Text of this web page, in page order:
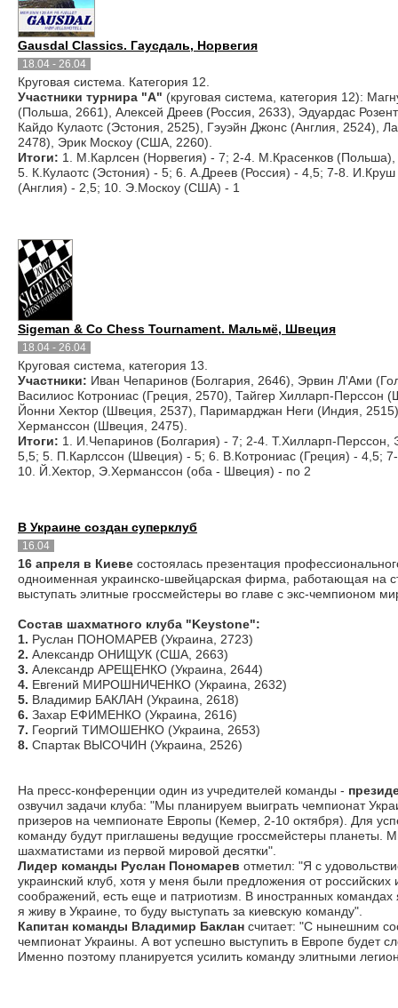
Gausdal Classics. Гаусдаль, Норвегия
18.04 - 26.04
Круговая система. Категория 12.
Участники турнира "А" (круговая система, категория 12):
(Польша, 2661), Алексей Дреев (Россия, 2633), Эдуардас
Кайдо Кулаотс (Эстония, 2525), Гэуэйн Джонс (Англия,
2478), Эрик Москоу (США, 2260).
Итоги: 1. М.Карлсен (Норвегия) - 7; 2-4. М.Красенков
5. К.Кулаотс (Эстония) - 5; 6. А.Дреев (Россия) - 4,5; 7-8.
(Англия) - 2,5; 10. Э.Москоу (США) - 1
Sigeman & Co Chess Tournament. Мальмё, Швеция
18.04 - 26.04
Круговая система, категория 13.
Участники: Иван Чепаринов (Болгария, 2646), Эрвин Л'Ами
Василиос Котрониас (Греция, 2570), Тайгер Хилларп-
Йонни Хектор (Швеция, 2537), Паримарджан Неги (Индия,
Херманссон (Швеция, 2475).
Итоги: 1. И.Чепаринов (Болгария) - 7; 2-4. Т.Хилларп-
5,5; 5. П.Карлссон (Швеция) - 5; 6. В.Котрониас (Греция) - 4,5;
10. Й.Хектор, Э.Херманссон (оба - Швеция) - по 2
В Украине создан суперклуб
16.04
16 апреля в Киеве состоялась презентация
одноименная украинско-швейцарская фирма, работающая на
выступать элитные гроссмейстеры во главе с экс-чемпионом
Состав шахматного клуба "Keystone":
1. Руслан ПОНОМАРЕВ (Украина, 2723)
2. Александр ОНИЩУК (США, 2663)
3. Александр АРЕЩЕНКО (Украина, 2644)
4. Евгений МИРOШНИЧEНКO (Украина, 2632)
5. Владимир БАКЛАН (Украина, 2618)
6. Захар ЕФИМЕНКО (Украина, 2616)
7. Георгий ТИМОШЕНКО (Украина, 2653)
8. Спартак ВЫСОЧИН (Украина, 2526)
На пресс-конференции один из учредителей команды -
озвучил задачи клуба: "Мы планируем выиграть чемпионат
призеров на чемпионате Европы (Кемер, 2-10 октября). Для
команду будут приглашены ведущие гроссмейстеры планеты.
шахматистами из первой мировой десятки".
Лидер команды Руслан Пономарев отметил: "Я с
украинский клуб, хотя у меня были предложения от
соображений, есть еще и патриотизм. В иностранных
я живу в Украине, то буду выступать за киевскую команду".
Капитан команды Владимир Баклан считает: "С нынешним
чемпионат Украины. А вот успешно выступить в Европе будет
Именно поэтому планируется усилить команду элитными